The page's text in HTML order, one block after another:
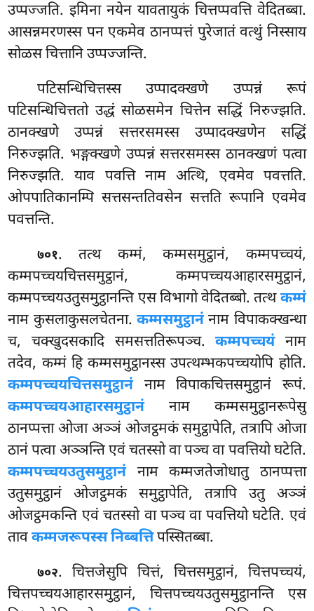
उप्पज्जति. इमिना नयेन यावतायुकं चित्तप्पवत्ति वेदितब्बा.
आसन्नमरणस्स पन एकमेव ठानप्पत्तं पुरेजातं वत्थुं निस्साय
सोळस चित्तानि उप्पज्जन्ति.
पटिसन्धिचित्तस्स उप्पादक्खणे उप्पन्नं रूपं
पटिसन्धिचित्ततो उद्धं सोळसमेन चित्तेन सद्धिं निरुज्झति.
ठानक्खणे उप्पन्नं सत्तरसमस्स उप्पादक्खणेन सद्धिं
निरुज्झति. भङ्गक्खणे उप्पन्नं सत्तरसमस्स ठानक्खणं पत्वा
निरुज्झति. याव पवत्ति नाम अत्थि, एवमेव पवत्तति.
ओपपातिकानम्पि सत्तसन्ततिवसेन सत्तति रूपानि एवमेव
पवत्तन्ति.
७०१. तत्थ कम्मं, कम्मसमुट्ठानं, कम्मपच्चयं,
कम्मपच्चयचित्तसमुट्ठानं, कम्मपच्चयआहारसमुट्ठानं,
कम्मपच्चयउतुसमुट्ठानन्ति एस विभागो वेदितब्बो. तत्थकम्मं
नाम कुसलाकुसलचेतना. कम्मसमुट्ठानंनाम विपाकक्खन्धा
च, चक्खुदसकादि समसत्ततिरूपञ्च.कम्मपच्चयंनाम
तदेव, कम्मं हि कम्मसमुट्ठानस्स उपत्थम्भकपच्चयोपि होति.
कम्मपच्चयचित्तसमुट्ठानंनाम विपाकचित्तसमुट्ठानं रूपं.
कम्मपच्चयआहारसमुट्ठानंनाम कम्मसमुट्ठानरूपेसु
ठानप्पत्ता ओजा अञ्ञं ओजट्ठमकं समुट्ठापेति, तत्रापि ओजा
ठानं पत्वा अञ्ञन्ति एवं चतस्सो वा पञ्च वा पवत्तियो घटेति.
कम्मपच्चयउतुसमुट्ठानंनाम कम्मजतेजोधातु ठानप्पत्ता
उतुसमुट्ठानं ओजट्ठमकं समुट्ठापेति, तत्रापि उतु अञ्ञं
ओजट्ठमकन्ति एवं चतस्सो वा पञ्च वा पवत्तियो घटेति. एवं
तावकम्मजरूपस्स निब्बत्तिपस्सितब्बा.
७०२. चित्तजेसुपि चित्तं, चित्तसमुट्ठानं, चित्तपच्चयं,
चित्तपच्चयआहारसमुट्ठानं, चित्तपच्चयउतुसमुट्ठानन्ति एस